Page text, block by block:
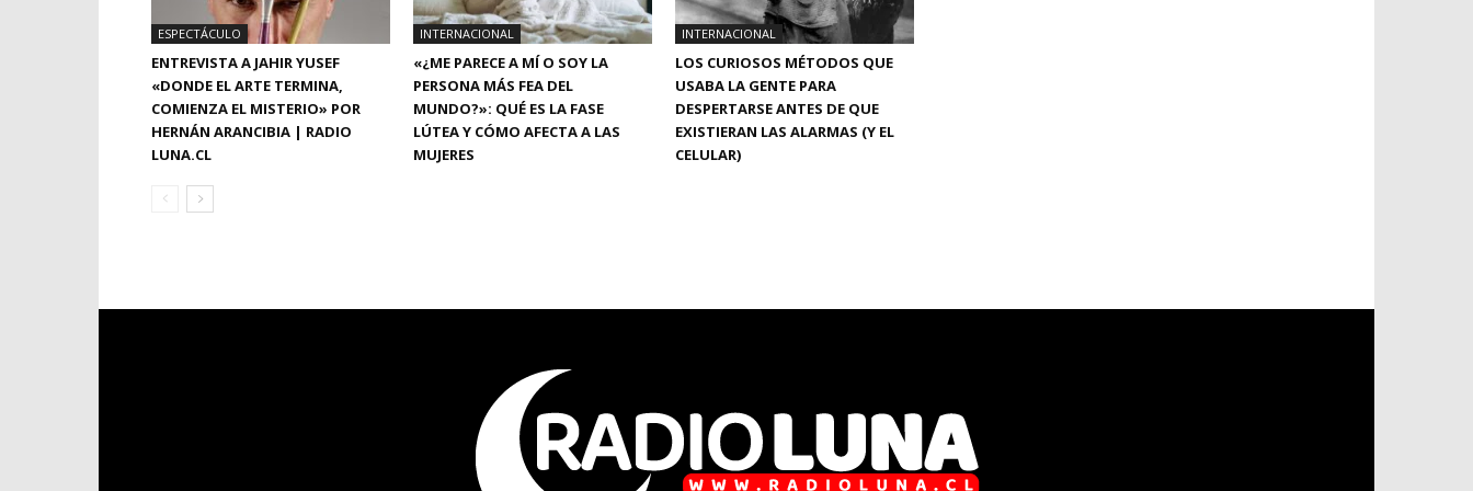
ESPECTÁCULO
ENTREVISTA A JAHIR YUSEF
«DONDE EL ARTE TERMINA,
COMIENZA EL MISTERIO» POR
HERNÁN ARANCIBIA | RADIO
LUNA.CL
INTERNACIONAL
«¿ME PARECE A MÍ O SOY LA
PERSONA MÁS FEA DEL
MUNDO?»: QUÉ ES LA FASE
LÚTEA Y CÓMO AFECTA A LAS
MUJERES
INTERNACIONAL
LOS CURIOSOS MÉTODOS QUE
USABA LA GENTE PARA
DESPERTARSE ANTES DE QUE
EXISTIERAN LAS ALARMAS (Y EL
CELULAR)